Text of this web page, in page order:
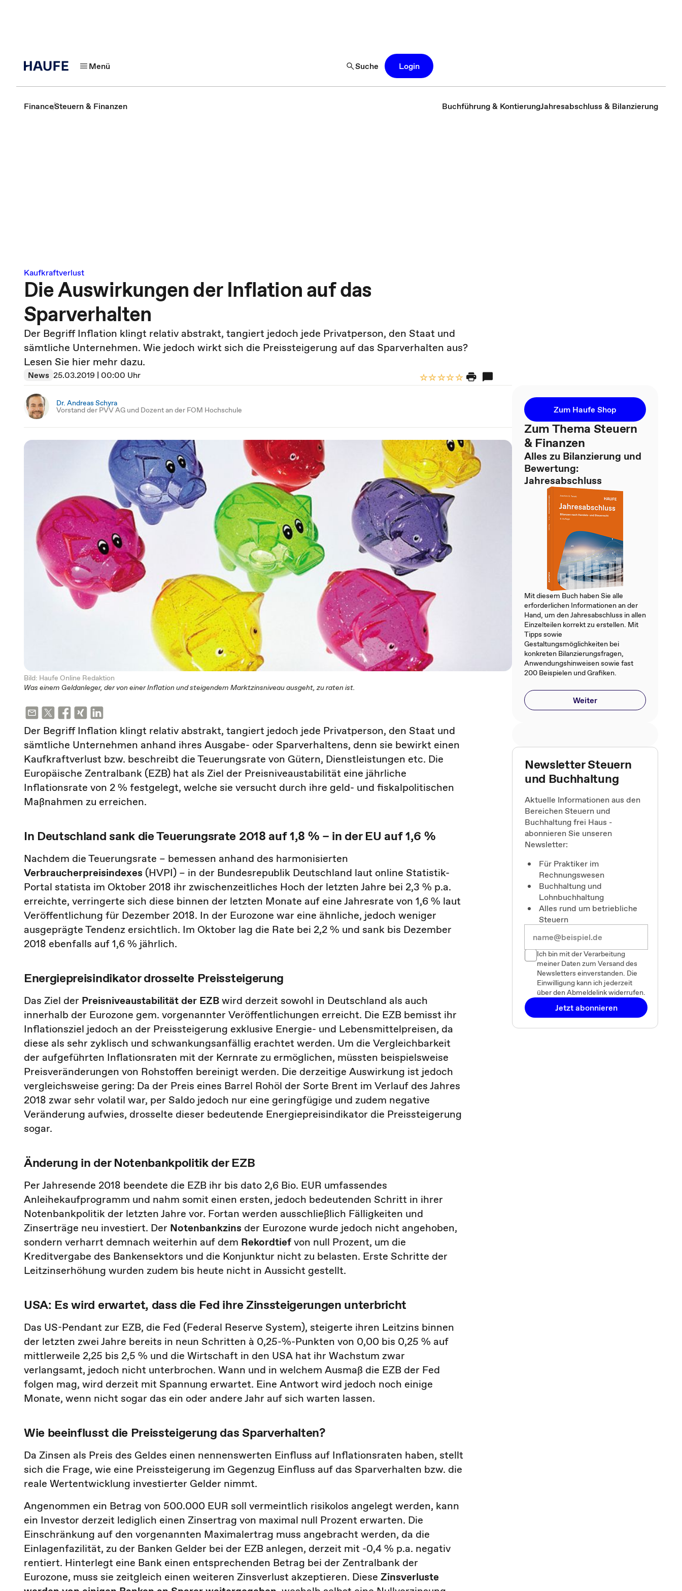
Menü Suche Login
FinanceSteuern & Finanzen Buchführung & KontierungJahresabschluss & Bilanzierung
Kaufkraftverlust
Die Auswirkungen der Inflation auf das
Sparverhalten
Der Begriff Inflation klingt relativ abstrakt, tangiert jedoch jede Privatperson, den Staat und
sämtliche Unternehmen. Wie jedoch wirkt sich die Preissteigerung auf das Sparverhalten aus?
Lesen Sie hier mehr dazu.
News 25.03.2019 | 00:00 Uhr
Dr. Andreas Schyra
Vorstand der PVV AG und Dozent an der FOM Hochschule
Bild: Haufe Online Redaktion
Was einem Geldanleger, der von einer Inflation und steigendem Marktzinsniveau ausgeht, zu raten ist.
Der Begriff Inflation klingt relativ abstrakt, tangiert jedoch jede Privatperson, den Staat und
sämtliche Unternehmen anhand ihres Ausgabe- oder Sparverhaltens, denn sie bewirkt einen
Kaufkraftverlust bzw. beschreibt die Teuerungsrate von Gütern, Dienstleistungen etc. Die
Europäische Zentralbank (EZB) hat als Ziel der Preisniveaustabilität eine jährliche
Inflationsrate von 2 % festgelegt, welche sie versucht durch ihre geld- und fiskalpolitischen
Maßnahmen zu erreichen.
In Deutschland sank die Teuerungsrate 2018 auf 1,8 % – in der EU auf 1,6 %
Nachdem die Teuerungsrate – bemessen anhand des harmonisierten
Verbraucherpreisindexes (HVPI) – in der Bundesrepublik Deutschland laut online Statistik-
Portal statista im Oktober 2018 ihr zwischenzeitliches Hoch der letzten Jahre bei 2,3 % p.a.
erreichte, verringerte sich diese binnen der letzten Monate auf eine Jahresrate von 1,6 % laut
Veröffentlichung für Dezember 2018. In der Eurozone war eine ähnliche, jedoch weniger
ausgeprägte Tendenz ersichtlich. Im Oktober lag die Rate bei 2,2 % und sank bis Dezember
2018 ebenfalls auf 1,6 % jährlich.
Energiepreisindikator drosselte Preissteigerung
Das Ziel der Preisniveaustabilität der EZBwird derzeit sowohl in Deutschland als auch
innerhalb der Eurozone gem. vorgenannter Veröffentlichungen erreicht. Die EZB bemisst ihr
Inflationsziel jedoch an der Preissteigerung exklusive Energie- und Lebensmittelpreisen, da
diese als sehr zyklisch und schwankungsanfällig erachtet werden. Um die Vergleichbarkeit
der aufgeführten Inflationsraten mit der Kernrate zu ermöglichen, müssten beispielsweise
Preisveränderungen von Rohstoffen bereinigt werden. Die derzeitige Auswirkung ist jedoch
vergleichsweise gering: Da der Preis eines Barrel Rohöl der Sorte Brent im Verlauf des Jahres
2018 zwar sehr volatil war, per Saldo jedoch nur eine geringfügige und zudem negative
Veränderung aufwies, drosselte dieser bedeutende Energiepreisindikator die Preissteigerung
sogar.
Änderung in der Notenbankpolitik der EZB
Per Jahresende 2018 beendete die EZB ihr bis dato 2,6 Bio. EUR umfassendes
Anleihekaufprogramm und nahm somit einen ersten, jedoch bedeutenden Schritt in ihrer
Notenbankpolitik der letzten Jahre vor. Fortan werden ausschließlich Fälligkeiten und
Zinserträge neu investiert. Der Notenbankzins der Eurozone wurde jedoch nicht angehoben,
sondern verharrt demnach weiterhin auf dem Rekordtiefvon null Prozent, um die
Kreditvergabe des Bankensektors und die Konjunktur nicht zu belasten. Erste Schritte der
Leitzinserhöhung wurden zudem bis heute nicht in Aussicht gestellt.
USA: Es wird erwartet, dass die Fed ihre Zinssteigerungen unterbricht
Das US-Pendant zur EZB, die Fed (Federal Reserve System), steigerte ihren Leitzins binnen
der letzten zwei Jahre bereits in neun Schritten à 0,25-%-Punkten von 0,00 bis 0,25 % auf
mittlerweile 2,25 bis 2,5 % und die Wirtschaft in den USA hat ihr Wachstum zwar
verlangsamt, jedoch nicht unterbrochen. Wann und in welchem Ausmaß die EZB der Fed
folgen mag, wird derzeit mit Spannung erwartet. Eine Antwort wird jedoch noch einige
Monate, wenn nicht sogar das ein oder andere Jahr auf sich warten lassen.
Wie beeinflusst die Preissteigerung das Sparverhalten?
Da Zinsen als Preis des Geldes einen nennenswerten Einfluss auf Inflationsraten haben, stellt
sich die Frage, wie eine Preissteigerung im Gegenzug Einfluss auf das Sparverhalten bzw. die
reale Wertentwicklung investierter Gelder nimmt.
Angenommen ein Betrag von 500.000 EUR soll vermeintlich risikolos angelegt werden, kann
ein Investor derzeit lediglich einen Zinsertrag von maximal null Prozent erwarten. Die
Einschränkung auf den vorgenannten Maximalertrag muss angebracht werden, da die
Einlagenfazilität, zu der Banken Gelder bei der EZB anlegen, derzeit mit -0,4 % p.a. negativ
rentiert. Hinterlegt eine Bank einen entsprechenden Betrag bei der Zentralbank der
Eurozone, muss sie zeitgleich einen weiteren Zinsverlust akzeptieren. Diese Zinsverluste
Zum Haufe Shop
Zum Thema Steuern
& Finanzen
Alles zu Bilanzierung und
Bewertung:
Jahresabschluss
Mit diesem Buch haben Sie alle
erforderlichen Informationen an der
Hand, um den Jahresabschluss in allen
Einzelteilen korrekt zu erstellen. Mit
Tipps sowie
Gestaltungsmöglichkeiten bei
konkreten Bilanzierungsfragen,
Anwendungshinweisen sowie fast
200 Beispielen und Grafiken.
Weiter
Newsletter Steuern
und Buchhaltung
Aktuelle Informationen aus den
Bereichen Steuern und
Buchhaltung frei Haus -
abonnieren Sie unseren
Newsletter:
Für Praktiker im
Rechnungswesen
Buchhaltung und
Lohnbuchhaltung
Alles rund um betriebliche
Steuern
Ich bin mit der Verarbeitung
meiner Daten zum Versand des
Newsletters einverstanden. Die
Einwilligung kann ich jederzeit
über den Abmeldelink widerrufen.
Jetzt abonnieren